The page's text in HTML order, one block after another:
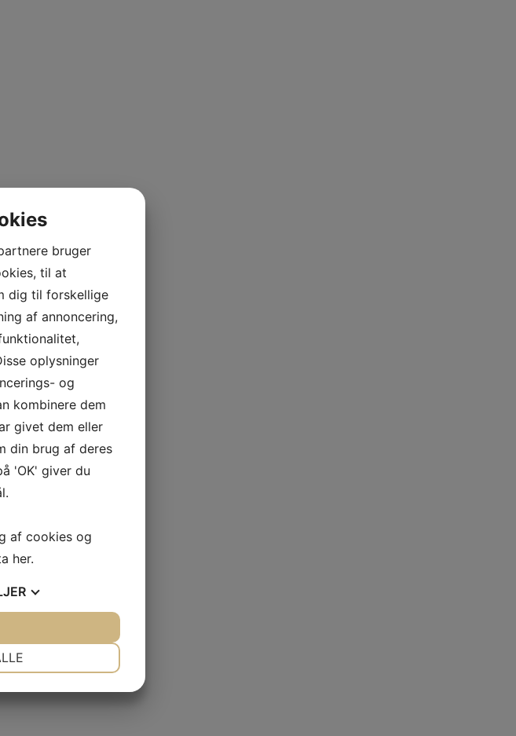
bruger
til at
dig til forskellige
af annoncering,
oplysninger
og
kombinere dem
givet dem eller
din brug af deres
'OK' giver du
af cookies og
her.